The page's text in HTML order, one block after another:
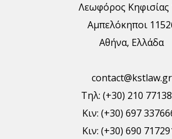
Λεωφόρος Κηφισίας
Αμπελόκηποι
Αθήνα, Ελλάδα
contact@kstlaw.gr
Τηλ: (+30) 210
Κιν: (+30) 697
Κιν: (+30) 690